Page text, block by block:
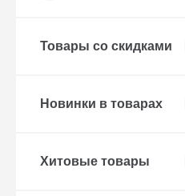
Товары со скидками
Новинки в товарах
Хитовые товары